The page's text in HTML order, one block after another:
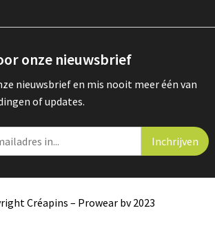
onze nieuwsbrief
nieuwsbrief en mis nooit meer één van
of updates.
Créapins – Prowear bv 2023